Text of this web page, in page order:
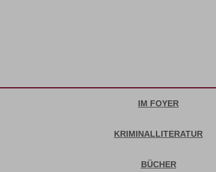
IM FOYER
KRIMINALLITERATUR
BÜCHER